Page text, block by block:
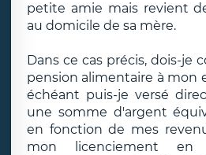
petite amie mais revient
au domicile de sa mère.
Dans ce cas précis, dois-je
pension alimentaire à mon
échéant puis-je versé
une somme d'argent
en fonction de mes
mon licenciement en